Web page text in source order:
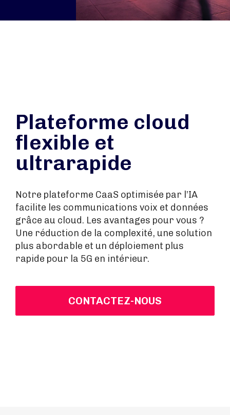
Plateforme cloud
flexible et
ultrarapide
Notre plateforme CaaS optimisée par l’IA
facilite les communications voix et données
grâce au cloud. Les avantages pour vous ?
Une réduction de la complexité, une solution
plus abordable et un déploiement plus
rapide pour la 5G en intérieur.
CONTACTEZ-NOUS